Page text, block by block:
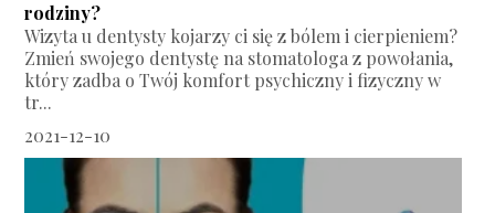
rodziny?
Wizyta u dentysty kojarzy ci się z bólem i cierpieniem?
Zmień swojego dentystę na stomatologa z powołania,
który zadba o Twój komfort psychiczny i fizyczny w
tr...
2021-12-10